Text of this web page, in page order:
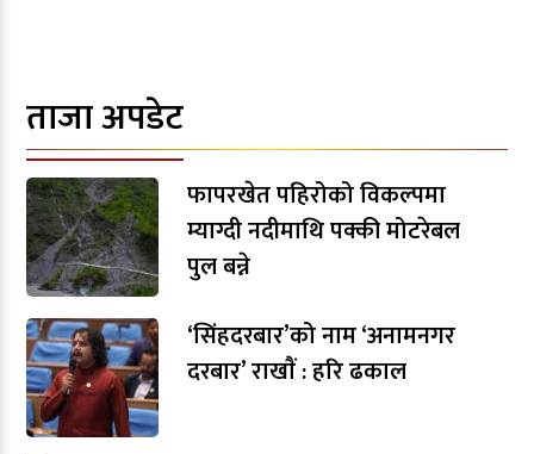
ताजा अपडेट
फापरखेत पहिरोको विकल्पमा
म्याग्दी नदीमाथि पक्की मोटरेबल
पुल बन्ने
‘सिंहदरबार’को नाम ‘अनामनगर
दरबार’ राखाैं : हरि ढकाल